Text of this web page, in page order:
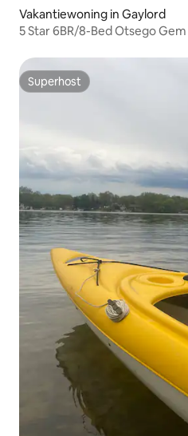
Vakantiewoning in Gaylord
5 Star 6BR/8-Bed Otsego
Superhost
Superhost